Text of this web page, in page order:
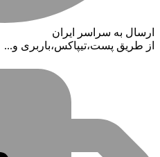
ارسال به سراسر ایران
از طریق پست،تیپاکس،باربری و...